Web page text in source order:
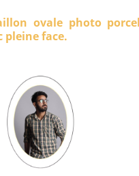
ovale photo
pleine face.